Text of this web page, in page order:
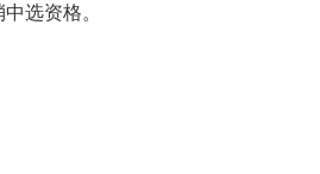
选资格。